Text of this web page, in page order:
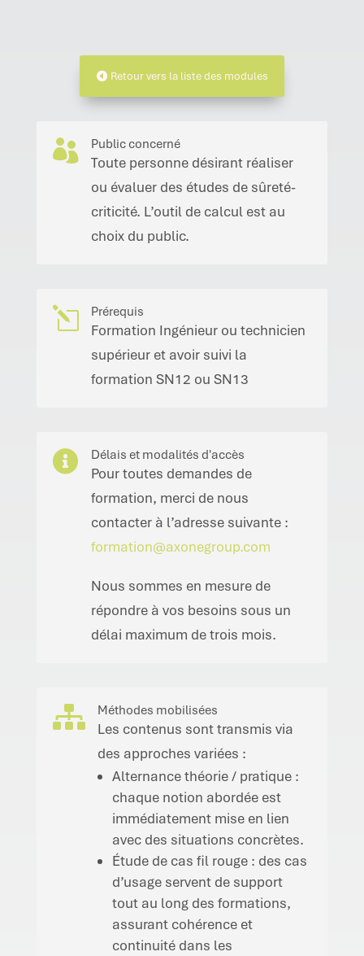
Retour vers la liste des modules
 Public concerné
Toute personne désirant réaliser
ou évaluer des études de sûreté-
criticité. L’outil de calcul est au
choix du public.
l Prérequis
Formation Ingénieur ou technicien
supérieur et avoir suivi la
formation SN12 ou SN13
 Délais et modalités d'accès
Pour toutes demandes de
formation, merci de nous
contacter à l’adresse suivante :
formation@axonegroup.com
Nous sommes en mesure de
répondre à vos besoins sous un
délai maximum de trois mois.
 Méthodes mobilisées
Les contenus sont transmis via
des approches variées :
Alternance théorie / pratique :
chaque notion abordée est
immédiatement mise en lien
avec des situations concrètes.
Étude de cas fil rouge : des cas
d’usage servent de support
tout au long des formations,
assurant cohérence et
continuité dans les